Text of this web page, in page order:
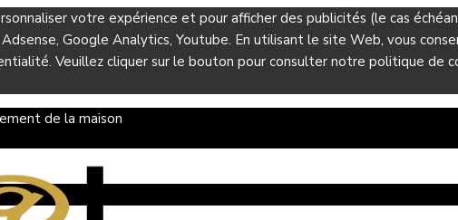
votre expérience et pour afficher des publicités (le cas
Google Analytics, Youtube. En utilisant le site Web, vous
Veuillez cliquer sur le bouton pour consulter notre politique de
de la maison